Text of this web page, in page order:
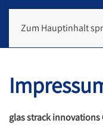
Zum Hauptinhalt
glas strack innovations